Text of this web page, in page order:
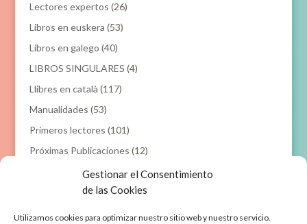
Gestionar el Consentimiento
de las Cookies
Utilizamos cookies para optimizar nuestro sitio web y nuestro servicio.
Lectores expertos (26)
Libros en euskera (53)
Libros en galego (40)
LIBROS SINGULARES (4)
Llibres en català (117)
Manualidades (53)
Primeros lectores (101)
Próximas Publicaciones (12)
Filtrar por precio